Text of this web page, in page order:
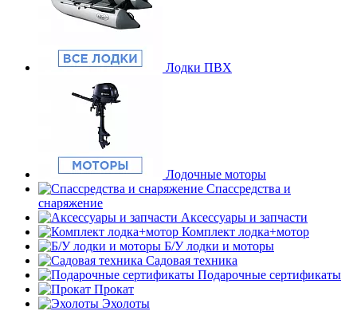
Лодки ПВХ
Лодочные моторы
Спассредства и
снаряжение
Аксессуары и запчасти
Комплект лодка+мотор
Б/У лодки и моторы
Садовая техника
Подарочные сертификаты
Прокат
Эхолоты